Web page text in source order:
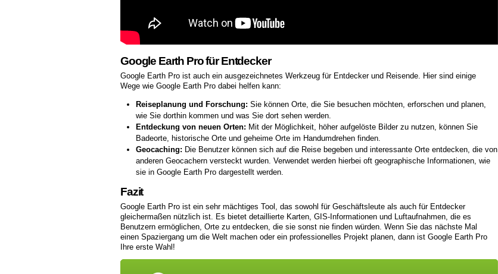
Google Earth Pro für Entdecker
Google Earth Pro ist auch ein ausgezeichnetes Werkzeug für Entdecker und Reisende. Hier sind einige
Wege wie Google Earth Pro dabei helfen kann:
Reiseplanung und Forschung: Sie können Orte, die Sie besuchen möchten, erforschen und planen,
wie Sie dorthin kommen und was Sie dort sehen werden.
Entdeckung von neuen Orten: Mit der Möglichkeit, höher aufgelöste Bilder zu nutzen, können Sie
Badeorte, historische Orte und geheime Orte im Handumdrehen finden.
Geocaching: Die Benutzer können sich auf die Reise begeben und interessante Orte entdecken, die von
anderen Geocachern versteckt wurden. Verwendet werden hierbei oft geographische Informationen, wie
sie in Google Earth Pro dargestellt werden.
Fazit
Google Earth Pro ist ein sehr mächtiges Tool, das sowohl für Geschäftsleute als auch für Entdecker
gleichermaßen nützlich ist. Es bietet detaillierte Karten, GIS-Informationen und Luftaufnahmen, die es
Benutzern ermöglichen, Orte zu entdecken, die sie sonst nie finden würden. Wenn Sie das nächste Mal
einen Spaziergang um die Welt machen oder ein professionelles Projekt planen, dann ist Google Earth Pro
Ihre erste Wahl!